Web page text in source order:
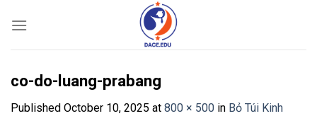
co-do-luang-prabang
Published October 10, 2025 at 800 × 500 in Bỏ Túi Kinh